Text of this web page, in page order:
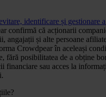
identificare și gestionare
confirmă că acționarii
angajații și alte persoane
Crowdpear în aceleași
fără posibilitatea de a obține
financiare sau acces la